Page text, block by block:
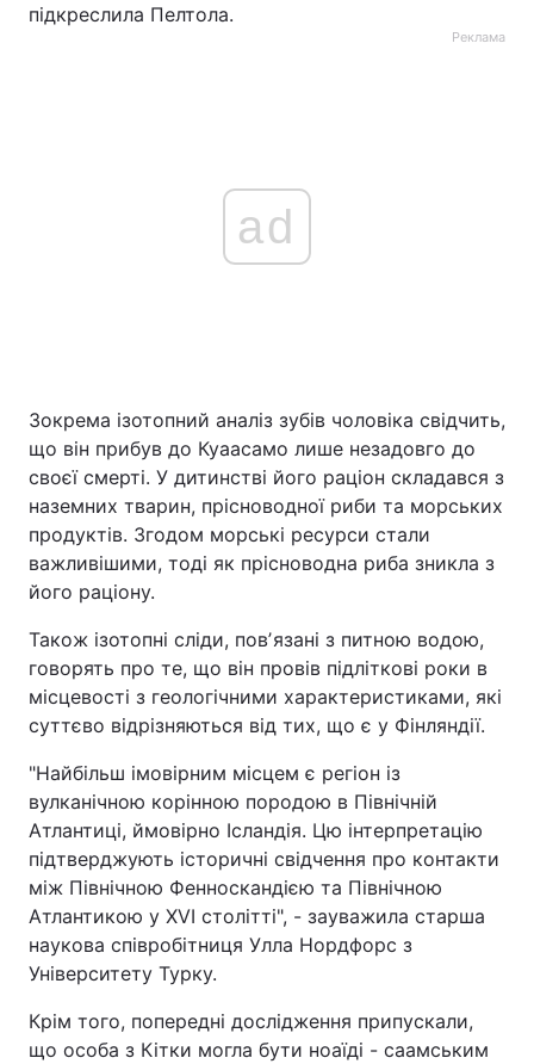
підкреслила Пелтола.
Реклама
ad
Зокрема ізотопний аналіз зубів чоловіка свідчить,
що він прибув до Куаасамо лише незадовго до
своєї смерті. У дитинстві його раціон складався з
наземних тварин, прісноводної риби та морських
продуктів. Згодом морські ресурси стали
важливішими, тоді як прісноводна риба зникла з
його раціону.
Також ізотопні сліди, повʼязані з питною водою,
говорять про те, що він провів підліткові роки в
місцевості з геологічними характеристиками, які
суттєво відрізняються від тих, що є у Фінляндії.
"Найбільш імовірним місцем є регіон із
вулканічною корінною породою в Північній
Атлантиці, ймовірно Ісландія. Цю інтерпретацію
підтверджують історичні свідчення про контакти
між Північною Фенноскандією та Північною
Атлантикою у XVI столітті", - зауважила старша
наукова співробітниця Улла Нордфорс з
Університету Турку.
Крім того, попередні дослідження припускали,
що особа з Кітки могла бути ноаїді - саамським